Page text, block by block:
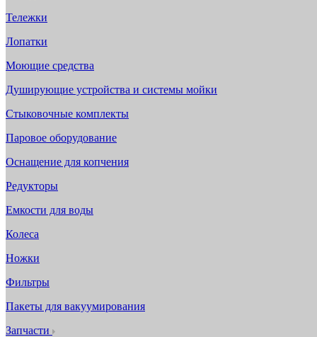
Тележки
Лопатки
Моющие средства
Душирующие устройства и системы мойки
Стыковочные комплекты
Паровое оборудование
Оснащение для копчения
Редукторы
Емкости для воды
Колеса
Ножки
Фильтры
Пакеты для вакуумирования
Запчасти